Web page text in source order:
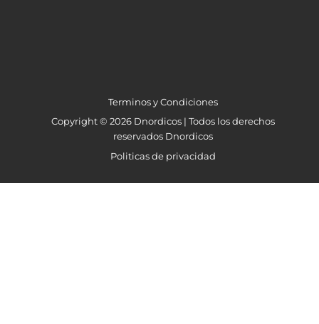
Terminos y Condiciones
Copyright © 2026 Dnordicos | Todos los derechos
reservados Dnordicos
Politicas de privacidad